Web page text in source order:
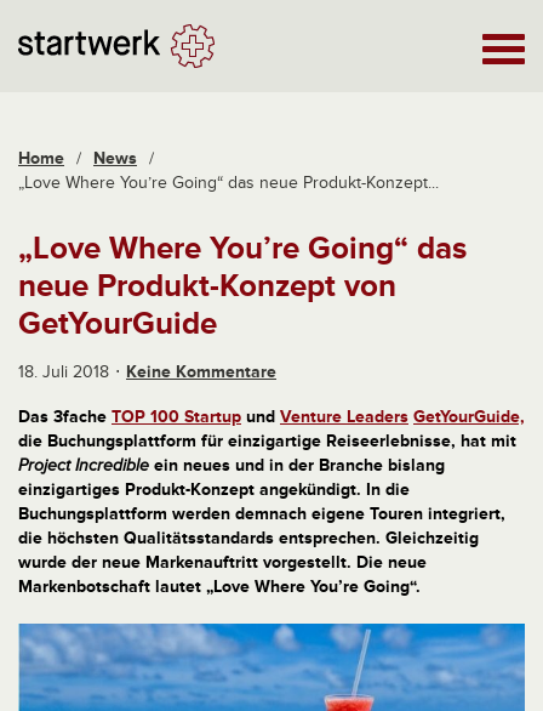
Home / News /
„Love Where You’re Going“ das neue Produkt-Konzept...
„Love Where You’re Going“ das
neue Produkt-Konzept von
GetYourGuide
18. Juli 2018 Keine Kommentare
Das 3fache TOP 100 Startup und Venture Leaders GetYourGuide,
die Buchungsplattform für einzigartige Reiseerlebnisse, hat mit
Project Incredible ein neues und in der Branche bislang
einzigartiges Produkt-Konzept angekündigt. In die
Buchungsplattform werden demnach eigene Touren integriert,
die höchsten Qualitätsstandards entsprechen. Gleichzeitig
wurde der neue Markenauftritt vorgestellt. Die neue
Markenbotschaft lautet „Love Where You’re Going“.